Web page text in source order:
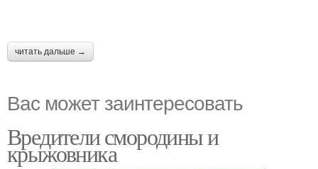
читать дальше →
Вас может заинтересовать
Вредители смородины и
крыжовника